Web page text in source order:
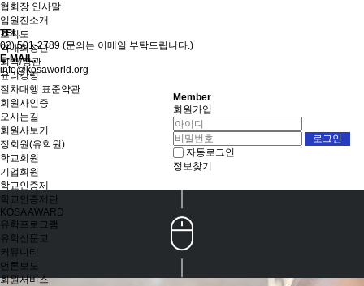
협회장 인사말
임원진소개
조직도
역대회장단
회칙/정관
윤리강령
절차대행 표준약관
회원사인증
오시는길
회원사보기
정회원(유학원)
학교회원
기업회원
학교인증제
학교인증제란
KOSA AWARD
유학프로그램
유학신문고
커뮤니티
언론보도
회원서비스
TEL.
02) 501-2789 (문의는 이메일 부탁드립니다.)
E-MAIL.
info@kosaworld.org
Member
회원가입
자동로그인
정보찾기